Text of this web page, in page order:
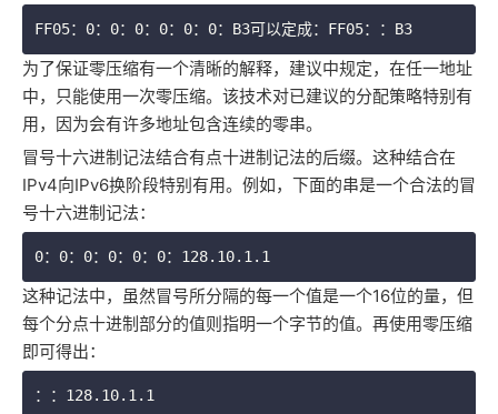
FF05：0：0：0：0：0：0：B3可以定成：FF05：：B3
为了保证零压缩有一个清晰的解释，建议中规定，在任一地址
中，只能使用一次零压缩。该技术对已建议的分配策略特别有
用，因为会有许多地址包含连续的零串。
冒号十六进制记法结合有点十进制记法的后缀。这种结合在
IPv4向IPv6换阶段特别有用。例如，下面的串是一个合法的冒
号十六进制记法：
0：0：0：0：0：0：128.10.1.1
这种记法中，虽然冒号所分隔的每一个值是一个16位的量，但
每个分点十进制部分的值则指明一个字节的值。再使用零压缩
即可得出：
：：128.10.1.1